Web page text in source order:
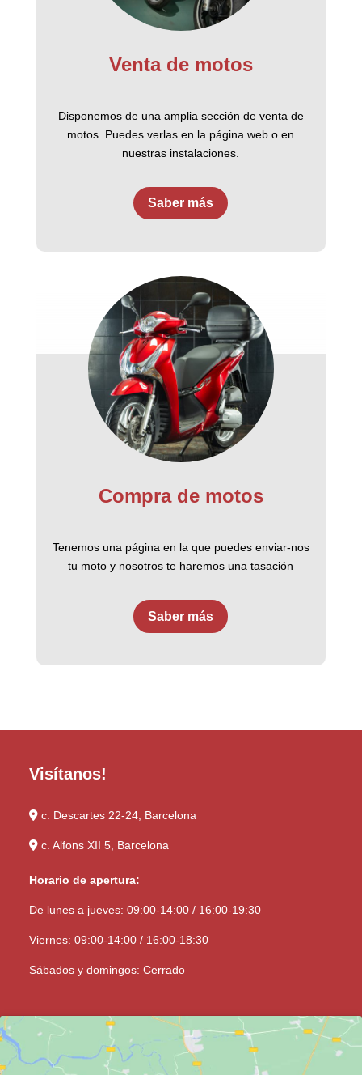
Venta de motos
Disponemos de una amplia sección de venta de
motos. Puedes verlas en la página web o en
nuestras instalaciones.
Saber más
Compra de motos
Tenemos una página en la que puedes enviar-nos
tu moto y nosotros te haremos una tasación
Saber más
Visítanos!
c. Descartes 22-24, Barcelona
c. Alfons XII 5, Barcelona
Horario de apertura:
De lunes a jueves: 09:00-14:00 / 16:00-19:30
Viernes: 09:00-14:00 / 16:00-18:30
Sábados y domingos: Cerrado